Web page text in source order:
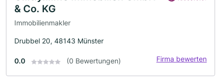
& Co. KG
Immobilienmakler
Drubbel 20, 48143 Münster
0.0 (0 Bewertungen) Firma bewerten